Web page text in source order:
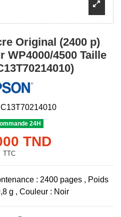
Original (2400 p)
WP4000/4500 Taille
C13T70214010
24H
TND
TTC
: 2400 pages , Poids
g , Couleur : Noir